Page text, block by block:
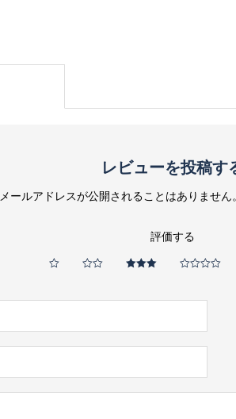
レビューを投稿す
メールアドレスが公開されることはありません。
評価する